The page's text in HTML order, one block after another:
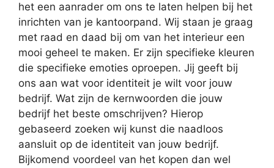
het een aanrader om ons te laten helpen bij het
inrichten van je kantoorpand. Wij staan je graag
met raad en daad bij om van het interieur een
mooi geheel te maken. Er zijn specifieke kleuren
die specifieke emoties oproepen. Jij geeft bij
ons aan wat voor identiteit je wilt voor jouw
bedrijf. Wat zijn de kernwoorden die jouw
bedrijf het beste omschrijven? Hierop
gebaseerd zoeken wij kunst die naadloos
aansluit op de identiteit van jouw bedrijf.
Bijkomend voordeel van het kopen dan wel